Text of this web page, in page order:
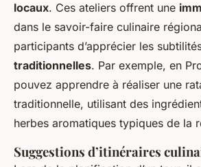
locaux. Ces ateliers offrent une
dans le savoir-faire culinaire
participants d’apprécier les
traditionnelles. Par exemple, en
pouvez apprendre à réaliser une
traditionnelle, utilisant des
herbes aromatiques typiques de la
Suggestions d’itinéraires